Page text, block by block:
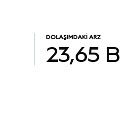
DOLAŞIMDAKI ARZ
23,65 B